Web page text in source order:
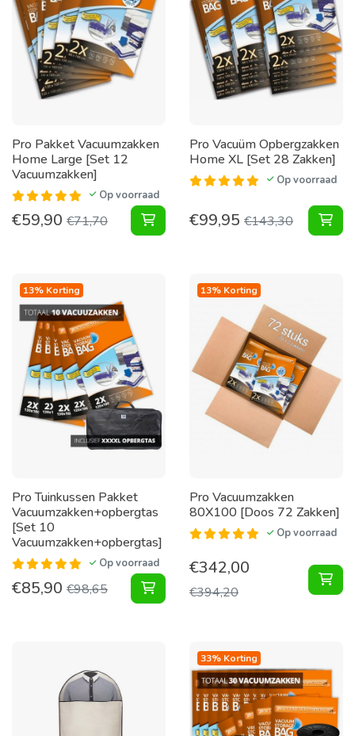
Pro Pakket Vacuumzakken
Home Large [Set 12
Vacuumzakken]
Op voorraad
€59,90 €71,70 Pakket Vacuumzakken Home
Pro Vacuüm Opbergzakken
Home XL [Set 28 Zakken]
Op voorraad
€99,95 €143,30
13% Korting
Pro Tuinkussen Pakket
Vacuumzakken+opbergtas
[Set 10
Vacuumzakken+opbergtas]
Op voorraad
€85,90 €98,65 Tuinkussen Pakket
13% Korting
Pro Vacuumzakken
80X100 [Doos 72 Zakken]
Op voorraad
€342,00
€394,20
33% Korting